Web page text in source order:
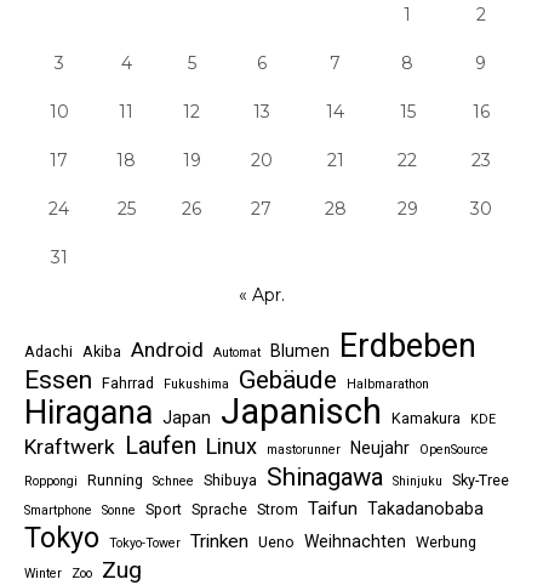
1 2
3 4 5 6 7 8 9
10 11 12 13 14 15 16
17 18 19 20 21 22 23
24 25 26 27 28 29 30
31
« Apr.
Adachi Akiba Android Automat Blumen Erdbeben
Essen Fahrrad Fukushima Gebäude Halbmarathon
Hiragana Japan Japanisch Kamakura KDE
Kraftwerk Laufen Linux mastorunner Neujahr
OpenSource
Roppongi
Running Schnee Shibuya Shinagawa Shinjuku Sky-Tree
Smartphone Sonne Sport Sprache Strom Taifun Takadanobaba
Tokyo Tokyo-Tower Trinken Ueno Weihnachten Werbung
Winter Zoo Zug